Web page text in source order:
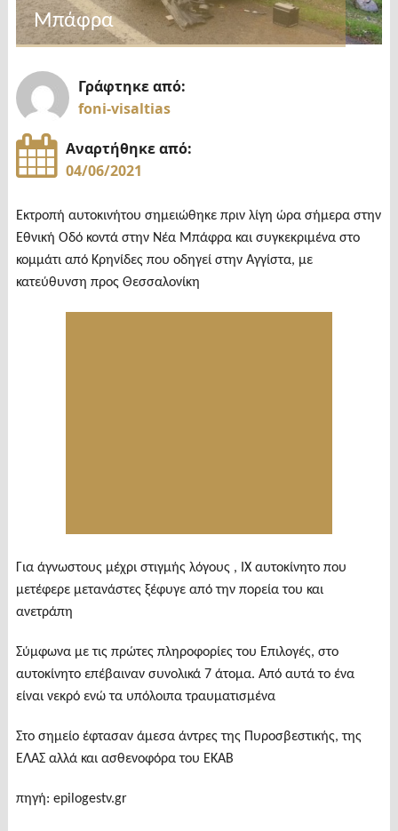
Μπάφρα
Γράφτηκε από:
foni-visaltias
Αναρτήθηκε από:
04/06/2021
Εκτροπή αυτοκινήτου σημειώθηκε πριν λίγη ώρα σήμερα στην
Εθνική Οδό κοντά στην Νέα Μπάφρα και συγκεκριμένα στο
κομμάτι από Κρηνίδες που οδηγεί στην Αγγίστα, με
κατεύθυνση προς Θεσσαλονίκη
Για άγνωστους μέχρι στιγμής λόγους , ΙΧ αυτοκίνητο που
μετέφερε μετανάστες ξέφυγε από την πορεία του και
ανετράπη
Σύμφωνα με τις πρώτες πληροφορίες του Επιλογές, στο
αυτοκίνητο επέβαιναν συνολικά 7 άτομα. Από αυτά το ένα
είναι νεκρό ενώ τα υπόλοιπα τραυματισμένα
Στο σημείο έφτασαν άμεσα άντρες της Πυροσβεστικής, της
ΕΛΑΣ αλλά και ασθενοφόρα του ΕΚΑΒ
πηγή: epilogestv.gr